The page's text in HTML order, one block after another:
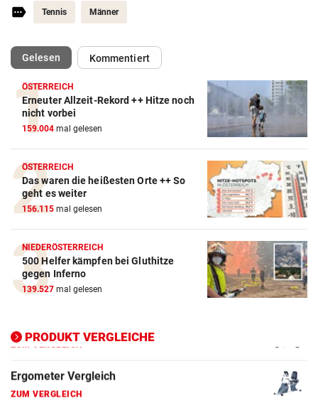
Tennis Männer
Gelesen(ausgewählt)Kommentiert
ÖSTERREICH
Erneuter Allzeit-Rekord ++ Hitze noch
nicht vorbei
159.004 mal gelesen
ÖSTERREICH
Das waren die heißesten Orte ++ So
geht es weiter
156.115 mal gelesen
NIEDERÖSTERREICH
500 Helfer kämpfen bei Gluthitze
gegen Inferno
139.527 mal gelesen
PRODUKT VERGLEICHE
Action-Cam Vergleich
ZUM VERGLEICH
Crosstrainer Vergleich
ZUM VERGLEICH
E-Bike Vergleich
ZUM VERGLEICH
Elektro-Scooter Vergleich
ZUM VERGLEICH
ZUM VERGLEICH
ZUM VERGLEICH